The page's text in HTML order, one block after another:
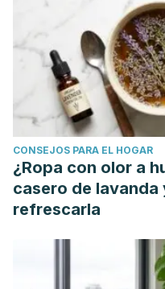
CONSEJOS PARA EL HOGAR
¿Ropa con olor a
casero de lavanda
refrescarla